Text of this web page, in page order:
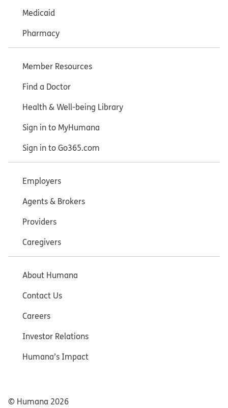
Medicaid
Pharmacy
Member Resources
Find a Doctor
Health & Well-being Library
Sign in to MyHumana
Sign in to Go365.com
Employers
Agents & Brokers
Providers
Caregivers
About Humana
Contact Us
Careers
Investor Relations
Humana’s Impact
© Humana 2026